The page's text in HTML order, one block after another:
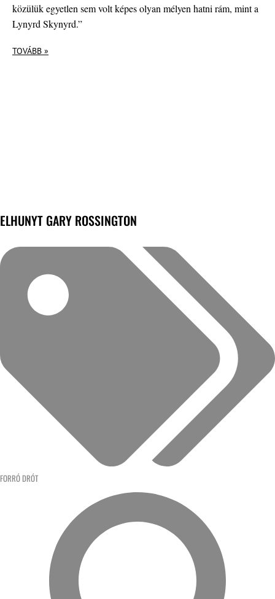
közülük egyetlen sem volt képes olyan mélyen hatni rám, mint a
Lynyrd Skynyrd.”
TOVÁBB »
ELHUNYT GARY ROSSINGTON
FORRÓ DRÓT